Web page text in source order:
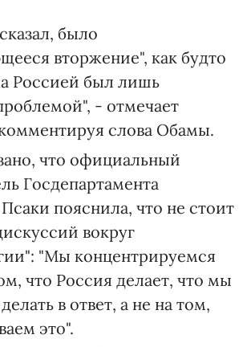
было
вторжение", как будто
Россией был лишь
- отмечает
слова Обамы.
что официальный
Госдепартамента
пояснила, что не стоит
вокруг
"Мы концентрируемся
что Россия делает, что мы
в ответ, а не на том,
это".